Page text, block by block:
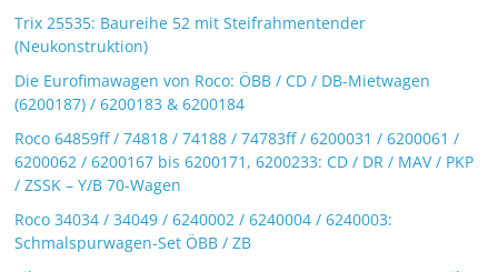
Trix 25535: Baureihe 52 mit Steifrahmentender
(Neukonstruktion)
Die Eurofimawagen von Roco: ÖBB / CD / DB-Mietwagen
(6200187) / 6200183 & 6200184
Roco 64859ff / 74818 / 74188 / 74783ff / 6200031 / 6200061 /
6200062 / 6200167 bis 6200171, 6200233: CD / DR / MAV / PKP
/ ZSSK – Y/B 70-Wagen
Roco 34034 / 34049 / 6240002 / 6240004 / 6240003:
Schmalspurwagen-Set ÖBB / ZB